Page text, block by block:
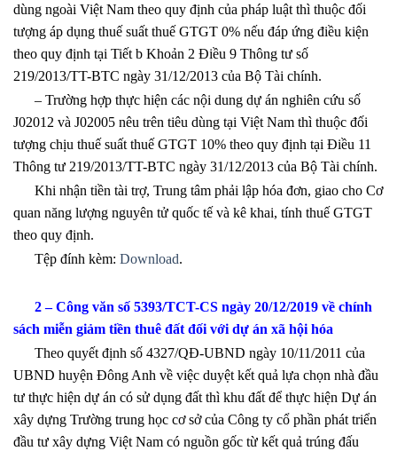
dùng ngoài Việt Nam theo quy định của pháp luật thì thuộc đối
tượng áp dụng thuế suất thuế GTGT 0% nếu đáp ứng điều kiện
theo quy định tại Tiết b Khoản 2 Điều 9 Thông tư số
219/2013/TT-BTC ngày 31/12/2013 của Bộ Tài chính.
– Trường hợp thực hiện các nội dung dự án nghiên cứu số
J02012 và J02005 nêu trên tiêu dùng tại Việt Nam thì thuộc đối
tượng chịu thuế suất thuế GTGT 10% theo quy định tại Điều 11
Thông tư 219/2013/TT-BTC ngày 31/12/2013 của Bộ Tài chính.
Khi nhận tiền tài trợ, Trung tâm phải lập hóa đơn, giao cho Cơ
quan năng lượng nguyên tử quốc tế và kê khai, tính thuế GTGT
theo quy định.
Tệp đính kèm: Download.
2 – Công văn số 5393/TCT-CS ngày 20/12/2019 về chính
sách miễn giảm tiền thuê đất đối với dự án xã hội hóa
Theo quyết định số 4327/QĐ-UBND ngày 10/11/2011 của
UBND huyện Đông Anh về việc duyệt kết quả lựa chọn nhà đầu
tư thực hiện dự án có sử dụng đất thì khu đất để thực hiện Dự án
xây dựng Trường trung học cơ sở của Công ty cổ phần phát triển
đầu tư xây dựng Việt Nam có nguồn gốc từ kết quả trúng đấu